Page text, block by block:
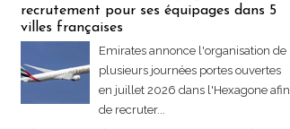
recrutement pour ses équipages dans 5
villes françaises
Emirates annonce l'organisation de
plusieurs journées portes ouvertes
en juillet 2026 dans l'Hexagone afin
de recruter...